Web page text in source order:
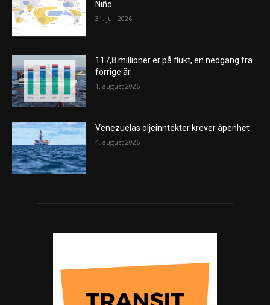
Niño
31. juli 2026
117,8 millioner er på flukt, en nedgang fra
forrige år
1. august 2026
Venezuelas oljeinntekter krever åpenhet
4. august 2026